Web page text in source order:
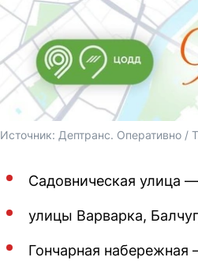
Источник: Дептранс. Оперативно /
Садовническая улица
улицы Варварка,
Гончарная набережная